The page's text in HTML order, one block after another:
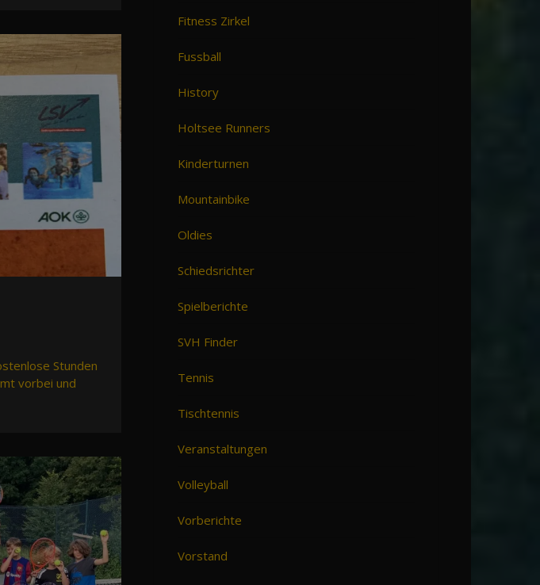
Stunden
vorbei und
Fitness Zirkel
Fussball
History
Holtsee Runners
Kinderturnen
Mountainbike
Oldies
Schiedsrichter
Spielberichte
SVH Finder
Tennis
Tischtennis
Veranstaltungen
Volleyball
Vorberichte
Vorstand